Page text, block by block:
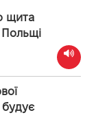
щита
Польщі
будує